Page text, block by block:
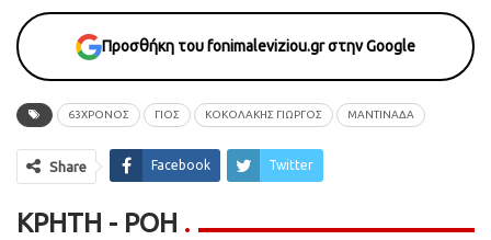
Προσθήκη του fonimaleviziou.gr στην Google
63ΧΡΟΝΟΣ ΓΙΟΣ ΚΟΚΟΛΑΚΗΣ ΓΙΩΡΓΟΣ ΜΑΝΤΙΝΑΔΑ
Share Facebook Twitter
ΚΡΉΤΗ - ΡΟΗ